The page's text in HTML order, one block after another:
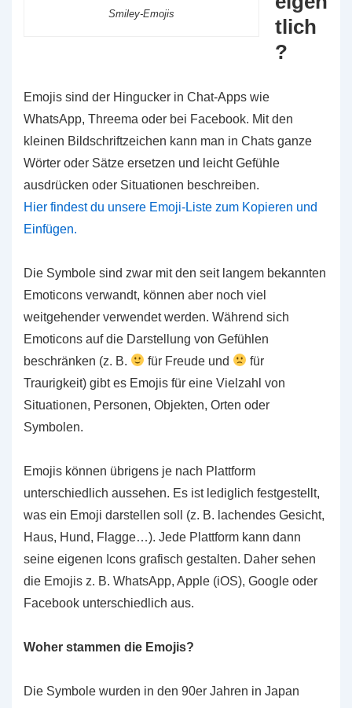
Smiley-Emojis
tlich
?
Emojis sind der Hingucker in Chat-Apps wie
WhatsApp, Threema oder bei Facebook. Mit den
kleinen Bildschriftzeichen kann man in Chats ganze
Wörter oder Sätze ersetzen und leicht Gefühle
ausdrücken oder Situationen beschreiben.
Hier findest du unsere Emoji-Liste zum Kopieren und
Einfügen.
Die Symbole sind zwar mit den seit langem bekannten
Emoticons verwandt, können aber noch viel
weitgehender verwendet werden. Während sich
Emoticons auf die Darstellung von Gefühlen
beschränken (z. B.
für Freude und
für
Traurigkeit) gibt es Emojis für eine Vielzahl von
Situationen, Personen, Objekten, Orten oder
Symbolen.
Emojis können übrigens je nach Plattform
unterschiedlich aussehen. Es ist lediglich festgestellt,
was ein Emoji darstellen soll (z. B. lachendes Gesicht,
Haus, Hund, Flagge…). Jede Plattform kann dann
seine eigenen Icons grafisch gestalten. Daher sehen
die Emojis z. B. WhatsApp, Apple (iOS), Google oder
Facebook unterschiedlich aus.
Woher stammen die Emojis?
Die Symbole wurden in den 90er Jahren in Japan